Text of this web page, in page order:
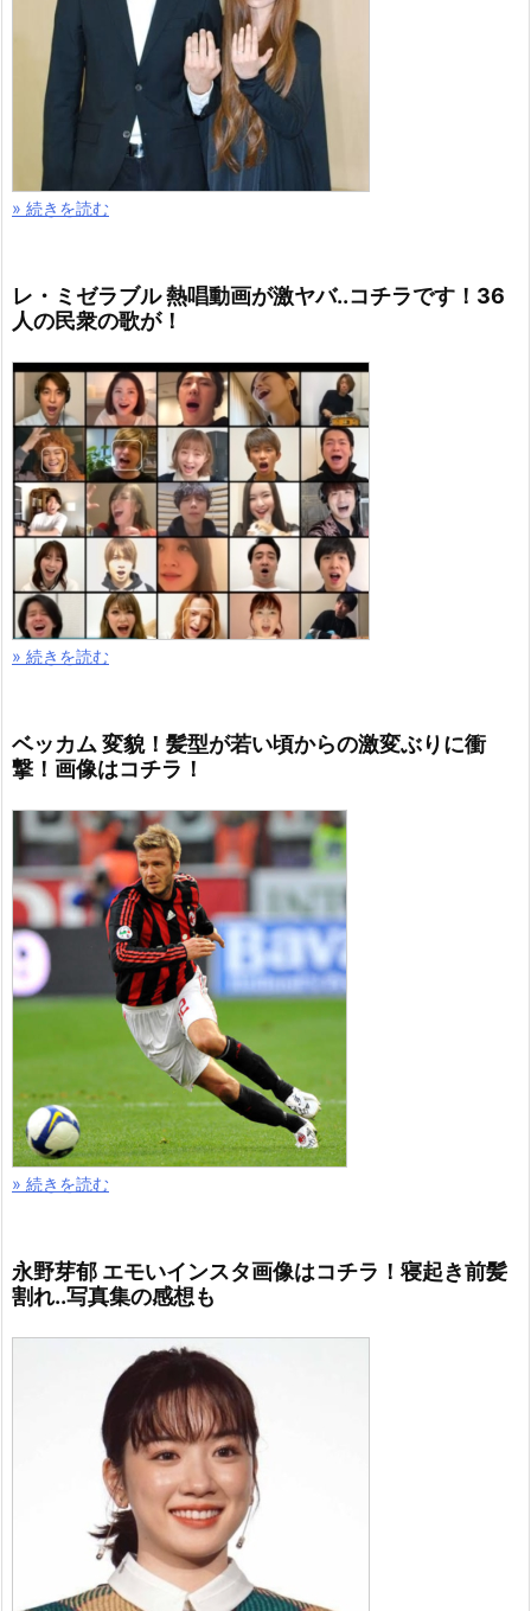
» 続きを読む
レ・ミゼラブル 熱唱動画が激ヤバ..コチラです！36
人の民衆の歌が！
» 続きを読む
ベッカム 変貌！髪型が若い頃からの激変ぶりに衝
撃！画像はコチラ！
» 続きを読む
永野芽郁 エモいインスタ画像はコチラ！寝起き前髪
割れ..写真集の感想も